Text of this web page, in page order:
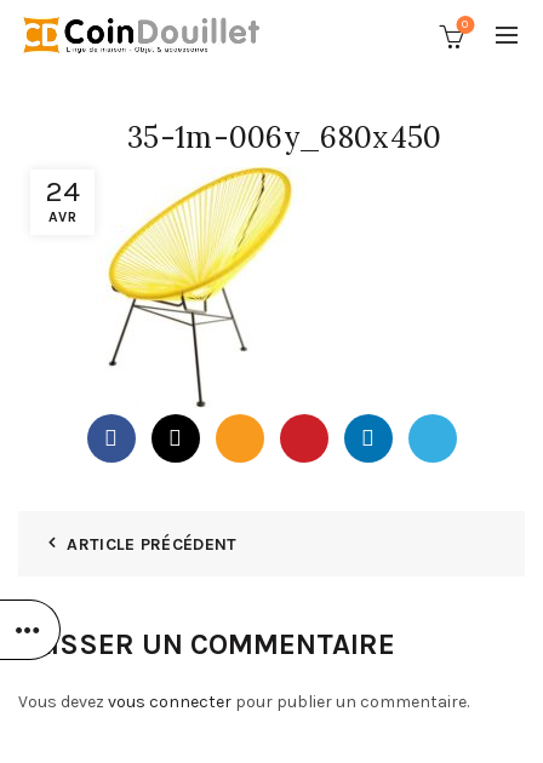
0
24
AVR
35-1m-006y_680x450
ARTICLE PRÉCÉDENT
LAISSER UN COMMENTAIRE
Vous devez vous connecter pour publier un commentaire.